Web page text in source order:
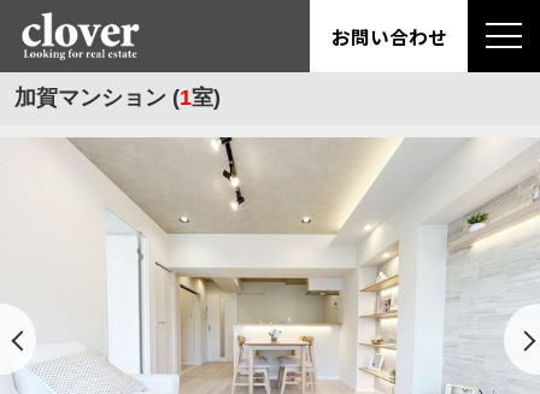
お問い合わせ
加賀マンション (1室)